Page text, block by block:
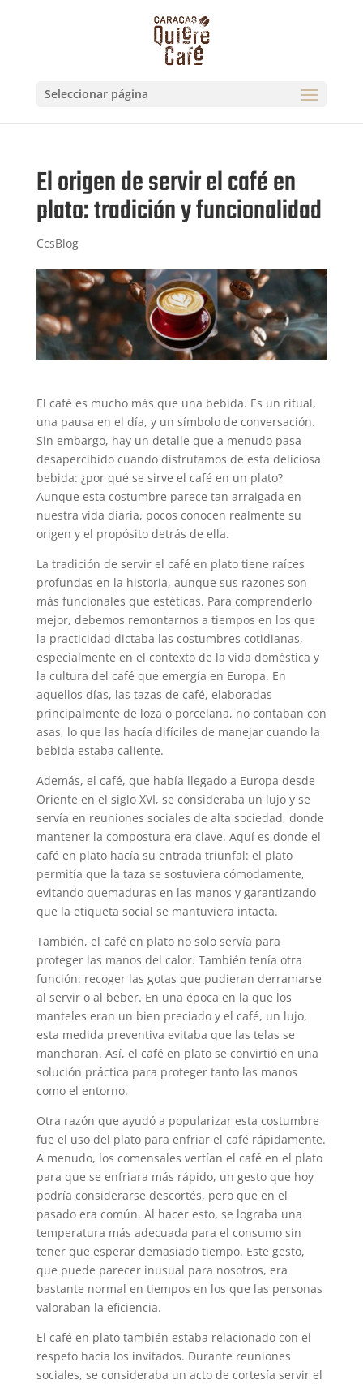
Seleccionar página
El origen de servir el café en
plato: tradición y funcionalidad
CcsBlog
El café es mucho más que una bebida. Es un ritual,
una pausa en el día, y un símbolo de conversación.
Sin embargo, hay un detalle que a menudo pasa
desapercibido cuando disfrutamos de esta deliciosa
bebida: ¿por qué se sirve el café en un plato?
Aunque esta costumbre parece tan arraigada en
nuestra vida diaria, pocos conocen realmente su
origen y el propósito detrás de ella.
La tradición de servir el café en plato tiene raíces
profundas en la historia, aunque sus razones son
más funcionales que estéticas. Para comprenderlo
mejor, debemos remontarnos a tiempos en los que
la practicidad dictaba las costumbres cotidianas,
especialmente en el contexto de la vida doméstica y
la cultura del café que emergía en Europa. En
aquellos días, las tazas de café, elaboradas
principalmente de loza o porcelana, no contaban con
asas, lo que las hacía difíciles de manejar cuando la
bebida estaba caliente.
Además, el café, que había llegado a Europa desde
Oriente en el siglo XVI, se consideraba un lujo y se
servía en reuniones sociales de alta sociedad, donde
mantener la compostura era clave. Aquí es donde el
café en plato hacía su entrada triunfal: el plato
permitía que la taza se sostuviera cómodamente,
evitando quemaduras en las manos y garantizando
que la etiqueta social se mantuviera intacta.
También, el café en plato no solo servía para
proteger las manos del calor. También tenía otra
función: recoger las gotas que pudieran derramarse
al servir o al beber. En una época en la que los
manteles eran un bien preciado y el café, un lujo,
esta medida preventiva evitaba que las telas se
mancharan. Así, el café en plato se convirtió en una
solución práctica para proteger tanto las manos
como el entorno.
Otra razón que ayudó a popularizar esta costumbre
fue el uso del plato para enfriar el café rápidamente.
A menudo, los comensales vertían el café en el plato
para que se enfriara más rápido, un gesto que hoy
podría considerarse descortés, pero que en el
pasado era común. Al hacer esto, se lograba una
temperatura más adecuada para el consumo sin
tener que esperar demasiado tiempo. Este gesto,
que puede parecer inusual para nosotros, era
bastante normal en tiempos en los que las personas
valoraban la eficiencia.
El café en plato también estaba relacionado con el
respeto hacia los invitados. Durante reuniones
sociales, se consideraba un acto de cortesía servir el